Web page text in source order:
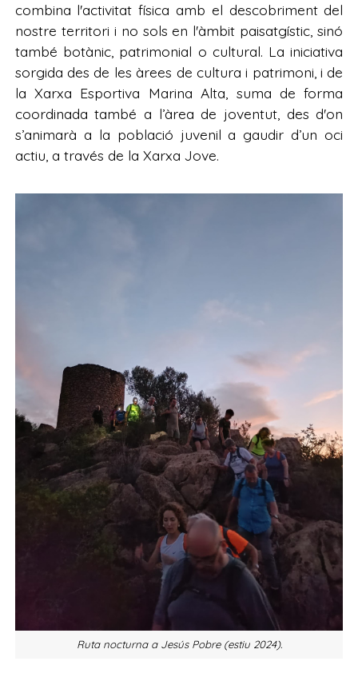
combina l'activitat física amb el descobriment del
nostre territori i no sols en l'àmbit paisatgístic, sinó
també botànic, patrimonial o cultural. La iniciativa
sorgida des de les àrees de cultura i patrimoni, i de
la Xarxa Esportiva Marina Alta, suma de forma
coordinada també a l’àrea de joventut, des d'on
s’animarà a la població juvenil a gaudir d’un oci
actiu, a través de la Xarxa Jove.
Ruta nocturna a Jesús Pobre (estiu 2024).